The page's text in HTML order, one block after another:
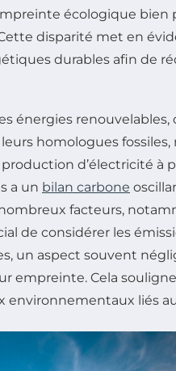
écologique bien
disparité met en
durables afin de
énergies renouvelables,
homologues
production d’électricité à
a un bilan carbone
facteurs,
de considérer les
un aspect souvent
empreinte. Cela
environnementaux liés